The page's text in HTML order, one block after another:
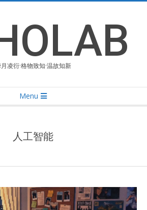
凌衍·格物致知·温故知新
Menu
人工智能